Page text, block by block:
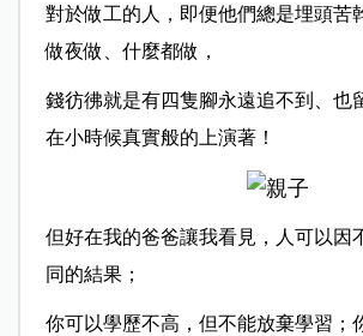
對於做工的人，即便他們總是埋頭苦
做夜做、什麼都做，
錢彷彿就是有四隻腳永遠追不到、也
在小時候真實般的上演著！
但好在我的爸爸讓我看見，人可以因
同的結果；
你可以學歷不高，但不能放棄學習；